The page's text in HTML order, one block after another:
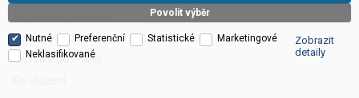
Servis a reklamace
Novinky do mailu
Povolit výběr
Nutné Preferenční Statistické
Marketingové
Neklasifikované
Zobrazit
detaily